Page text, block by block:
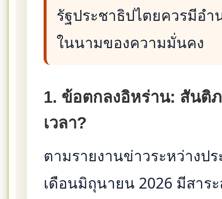
รัฐประชาธิปไตยควรมีอ
ในนามของความมั่นคง
1. ข้อตกลงอิหร่าน: สันติ
เวลา?
ตามรายงานข่าวระหว่างป
เดือนมิถุนายน 2026 มีสาร